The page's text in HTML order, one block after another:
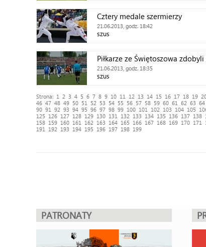
Cztery medale szermierzy
21.06.2013, godz. 18:42
szus
Piłkarze ze Świętoszowa
21.06.2013, godz. 18:35
szus
Strona: 1 2 3 4 5 6 7 8 9 10 11 12 13 14 15 16 17 18 19
46 47 48 49 50 51 52 53 54 55 56 57 58 59 60 61 62 63 64
90 91 92 93 94 95 96 97 98 99 100 101 102 103 104 105
125
126 127 128 129 130 131 132 133 134 135 136 137 138
158 159 160 161 162 163 164 165 166 167 168 169 170 171
191
192 193 194 195 196 197 198 199
PATRONATY